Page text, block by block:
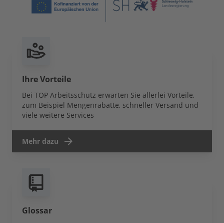
Ihre Vorteile
Bei TOP Arbeitsschutz erwarten Sie allerlei Vorteile,
zum Beispiel Mengenrabatte, schneller Versand und
viele weitere Services
Mehr dazu
Glossar